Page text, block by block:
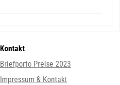
Kontakt
Briefporto Preise 2023
Impressum & Kontakt